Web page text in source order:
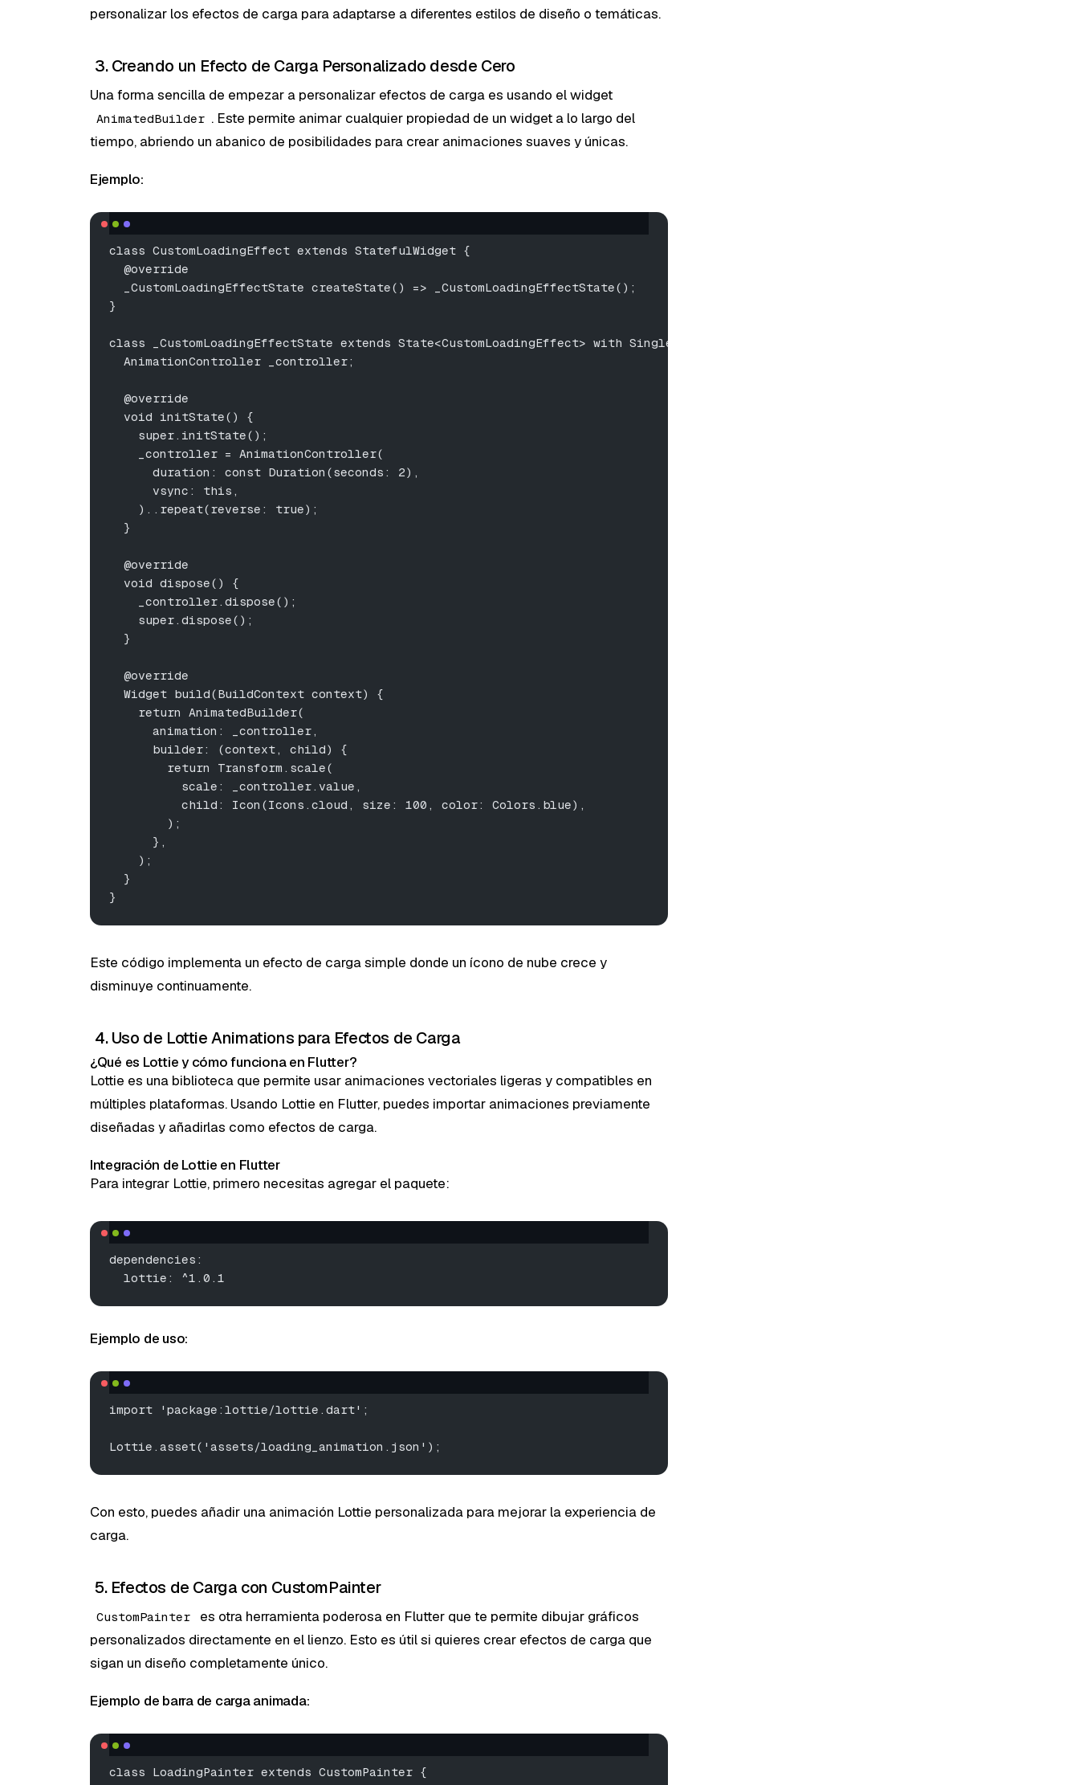
personalizar los efectos de carga para adaptarse a diferentes estilos de diseño o temáticas.
3. Creando un Efecto de Carga Personalizado desde Cero
Una forma sencilla de empezar a personalizar efectos de carga es usando el widget
AnimatedBuilder . Este permite animar cualquier propiedad de un widget a lo largo del
tiempo, abriendo un abanico de posibilidades para crear animaciones suaves y únicas.
Ejemplo:
class CustomLoadingEffect extends StatefulWidget {
  @override
  _CustomLoadingEffectState createState() => _CustomLoadingEffectState();
}
class _CustomLoadingEffectState extends State<CustomLoadingEffect> with SingleTickerProviderStateMixin {
  AnimationController _controller;
  @override
  void initState() {
    super.initState();
    _controller = AnimationController(
      duration: const Duration(seconds: 2),
      vsync: this,
    )..repeat(reverse: true);
  }
  @override
  void dispose() {
    _controller.dispose();
    super.dispose();
  }
  @override
  Widget build(BuildContext context) {
    return AnimatedBuilder(
      animation: _controller,
      builder: (context, child) {
        return Transform.scale(
          scale: _controller.value,
          child: Icon(Icons.cloud, size: 100, color: Colors.blue),
        );
      },
    );
  }
}
Este código implementa un efecto de carga simple donde un ícono de nube crece y
disminuye continuamente.
4. Uso de Lottie Animations para Efectos de Carga
¿Qué es Lottie y cómo funciona en Flutter?
Lottie es una biblioteca que permite usar animaciones vectoriales ligeras y compatibles en
múltiples plataformas. Usando Lottie en Flutter, puedes importar animaciones previamente
diseñadas y añadirlas como efectos de carga.
Integración de Lottie en Flutter
Para integrar Lottie, primero necesitas agregar el paquete:
dependencies:
  lottie: ^1.0.1
Ejemplo de uso:
import 'package:lottie/lottie.dart';
Lottie.asset('assets/loading_animation.json');
Con esto, puedes añadir una animación Lottie personalizada para mejorar la experiencia de
carga.
5. Efectos de Carga con CustomPainter
CustomPainter
es otra herramienta poderosa en Flutter que te permite dibujar gráficos
personalizados directamente en el lienzo. Esto es útil si quieres crear efectos de carga que
sigan un diseño completamente único.
Ejemplo de barra de carga animada:
class LoadingPainter extends CustomPainter {